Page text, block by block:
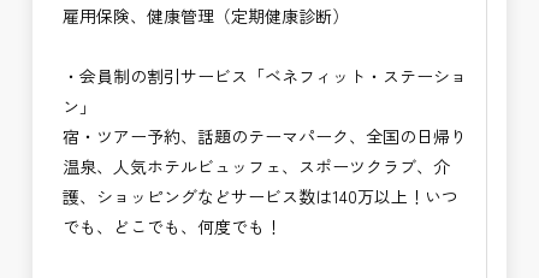
雇用保険、健康管理（定期健康診断）
・会員制の割引サービス「ベネフィット・ステーショ
ン」
宿・ツアー予約、話題のテーマパーク、全国の日帰り
温泉、人気ホテルビュッフェ、スポーツクラブ、介
護、ショッピングなどサービス数は140万以上！いつ
でも、どこでも、何度でも！